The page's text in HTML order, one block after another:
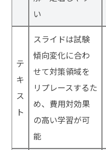
い
テ
キ
ス
ト
スライドは試験
傾向変化に合わ
せて対策領域を
リプレースするた
め、費用対効果
の高い学習が可
能